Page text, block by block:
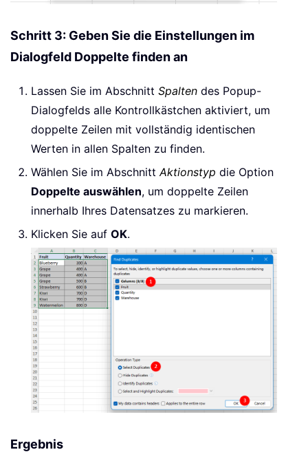
Schritt 3: Geben Sie die Einstellungen im
Dialogfeld Doppelte finden an
Lassen Sie im Abschnitt Spalten des Popup-
Dialogfelds alle Kontrollkästchen aktiviert, um
doppelte Zeilen mit vollständig identischen
Werten in allen Spalten zu finden.
Wählen Sie im AbschnittAktionstyp die Option
Doppelte auswählen, um doppelte Zeilen
innerhalb Ihres Datensatzes zu markieren.
Klicken Sie auf OK.
Ergebnis